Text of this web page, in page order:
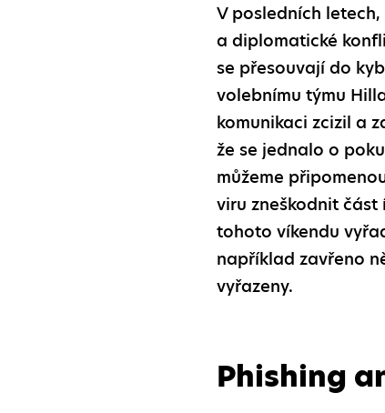
V posledních
a diplomatické
se přesouvají do
volebnímu týmu
komunikaci zcizil a
že se jednalo o
můžeme
viru zneškodnit
tohoto víkendu
například zavřeno
vyřazeny.
Phishing